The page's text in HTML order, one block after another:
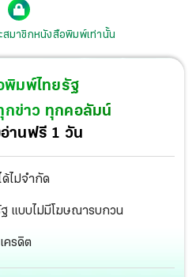
สมาชิกหนังสือพิมพ์เท่านั้น
พิมพ์ไทยรัฐ
กข่าว ทุกคอลัมน์
านฟรี 1 วัน
ไม่จำกัด
ฐ แบบไม่มีโฆษณารบกวน
ครดิต